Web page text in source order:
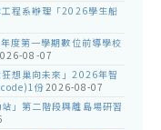
程系辦理「2026學生船
度第一學期數位前導學校
08-07
想巢向未來」2026年智
份2026-08-07
」第二階段與離島場研習